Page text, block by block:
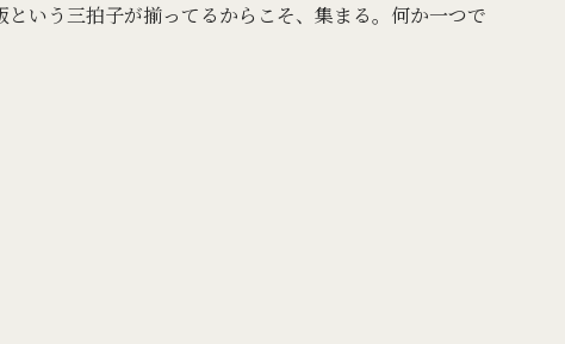
いう三拍子が揃ってるからこそ、集まる。何か一つで